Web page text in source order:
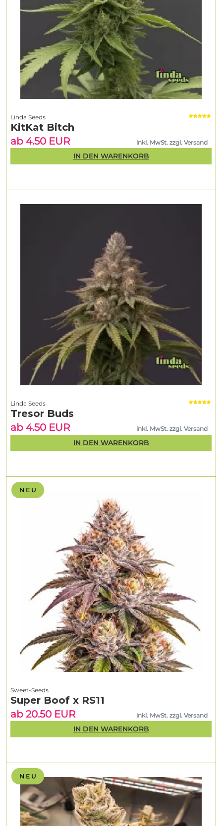
N E U
N E U
Sweet-Seeds
Super Boof x RS11
ab 20.50 EUR
inkl. MwSt. zzgl. Versand
IN DEN WARENKORB
Linda Seeds
Tresor Buds
ab 4.50 EUR
inkl. MwSt. zzgl. Versand
IN DEN WARENKORB
Linda Seeds
KitKat Bitch
ab 4.50 EUR
inkl. MwSt. zzgl. Versand
IN DEN WARENKORB